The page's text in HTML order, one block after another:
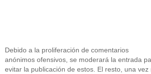
Debido a la proliferación de comentarios
anónimos ofensivos, se moderará la entrada
evitar la publicación de estos. El resto, una vez